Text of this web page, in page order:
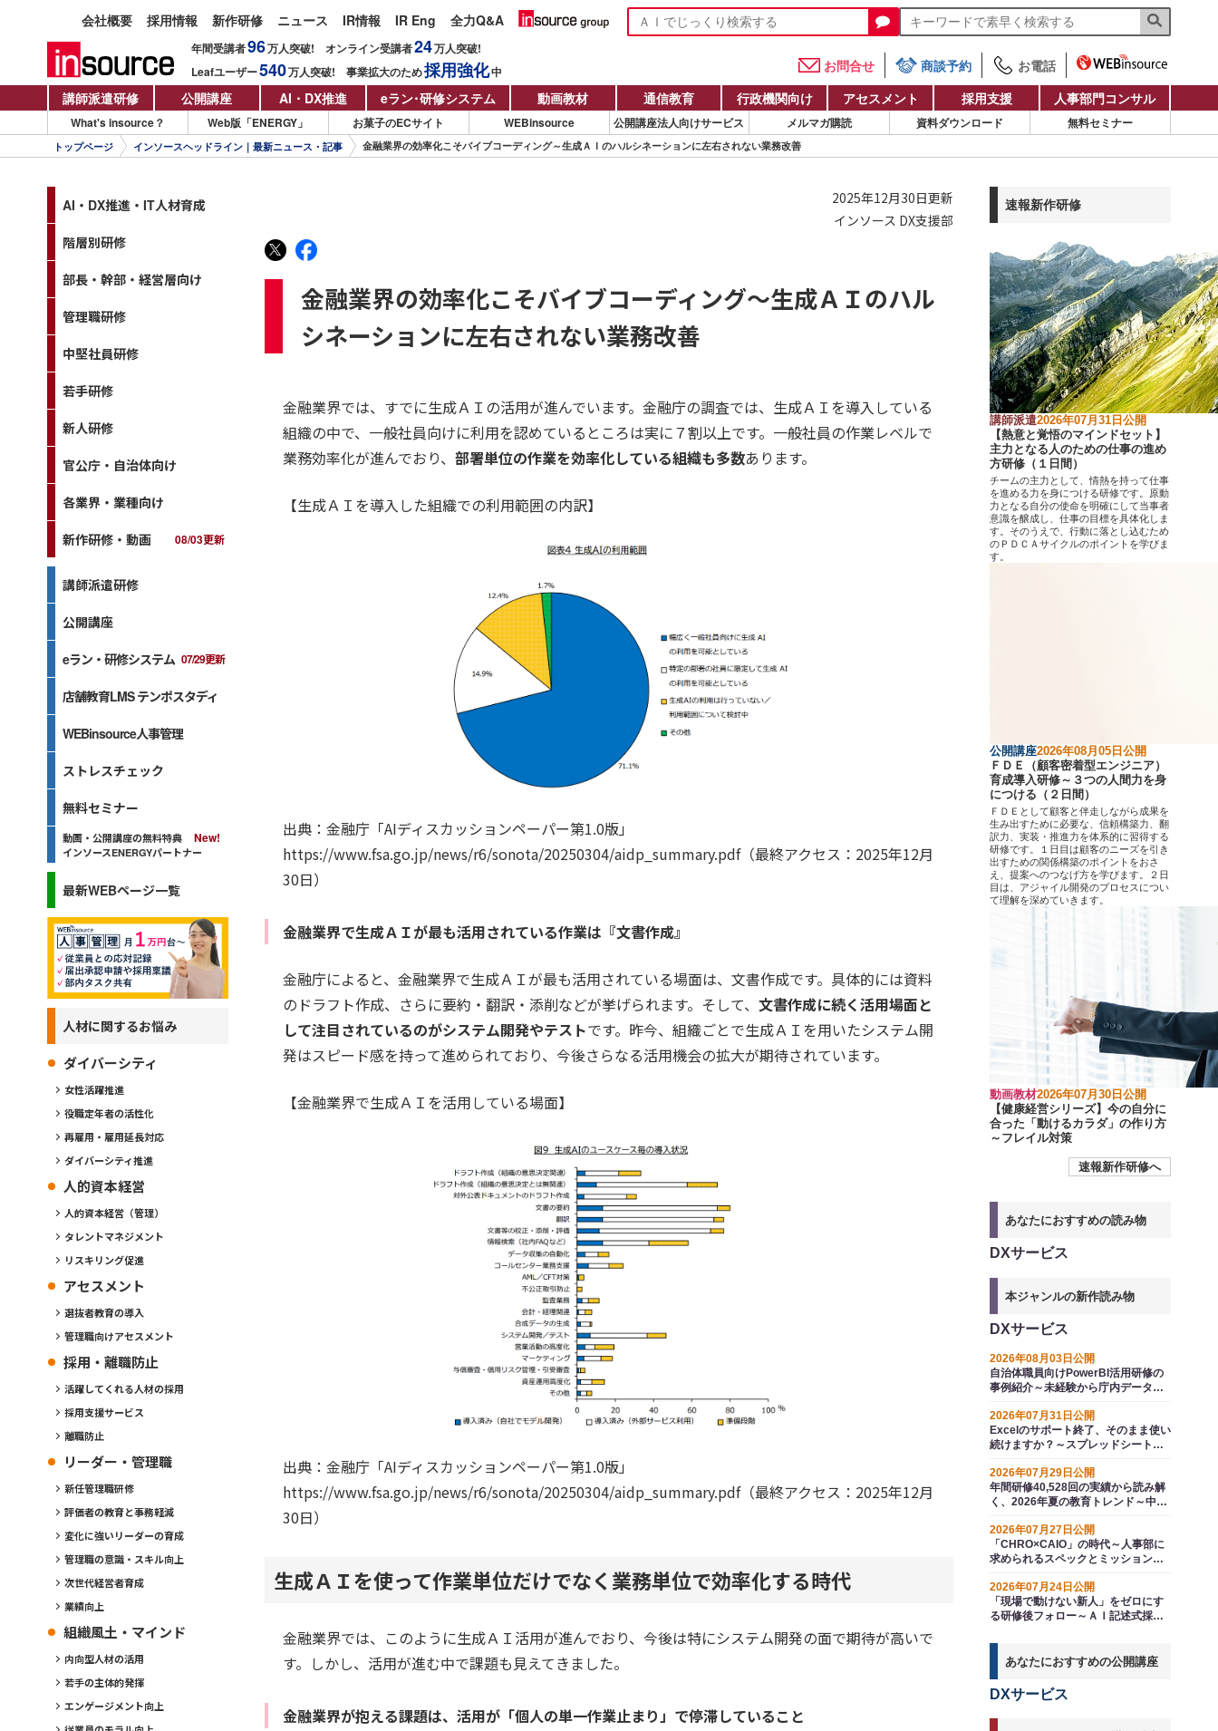
会社概要 採用情報 新作研修 ニュース IR情報 IR Eng 全力Q&A
年間受講者96万人突破! オンライン受講者24万人突破!
Leafユーザー540万人突破! 事業拡大のため採用強化中 お問合せ 商談予約
お電話
講師派遣研修
公開講座 AI・DX推進 eラン・研修システム 動画教材 通信教育 行政機関向け アセスメント 採用支援 人事部門コンサル
What's insource？ Web版「ENERGY」 お菓子のECサイト WEBinsource 公開講座法人向けサービス メルマガ購読 資料ダウンロード 無料セミナー
トップページ インソースヘッドライン｜最新ニュース・記事 金融業界の効率化こそバイブコーディング～生成ＡＩのハルシネーションに左右されない業務改善
2025年12月30日更新
インソース DX支援部
金融業界の効率化こそバイブコーディング～生成ＡＩのハル
シネーションに左右されない業務改善
金融業界では、すでに生成ＡＩの活用が進んでいます。金融庁の調査では、生成ＡＩを導入している
組織の中で、一般社員向けに利用を認めているところは実に７割以上です。一般社員の作業レベルで
業務効率化が進んでおり、 部署単位の作業を効率化している組織も多数あります。
【生成ＡＩを導入した組織での利用範囲の内訳】
出典：金融庁「AIディスカッションペーパー第1.0版」
https://www.fsa.go.jp/news/r6/sonota/20250304/aidp_summary.pdf（最終アクセス：2025年12月
30日）
金融業界で生成ＡＩが最も活用されている作業は『文書作成』
金融庁によると、金融業界で生成ＡＩが最も活用されている場面は、文書作成です。具体的には資料
のドラフト作成、さらに要約・翻訳・添削などが挙げられます。そして、 文書作成に続く活用場面と
して注目されているのがシステム開発やテストです。昨今、組織ごとで生成ＡＩを用いたシステム開
発はスピード感を持って進められており、今後さらなる活用機会の拡大が期待されています。
【金融業界で生成ＡＩを活用している場面】
出典：金融庁「AIディスカッションペーパー第1.0版」
https://www.fsa.go.jp/news/r6/sonota/20250304/aidp_summary.pdf（最終アクセス：2025年12月
30日）
生成ＡＩを使って作業単位だけでなく業務単位で効率化する時代
金融業界では、このように生成ＡＩ活用が進んでおり、今後は特にシステム開発の面で期待が高いで
す。しかし、活用が進む中で課題も見えてきました。
金融業界が抱える課題は、活用が「個人の単一作業止まり」で停滞していること
AI・DX推進・IT人材育成
階層別研修
部長・幹部・経営層向け
管理職研修
中堅社員研修
若手研修
新人研修
官公庁・自治体向け
各業界・業種向け
新作研修・動画 08/03更新
講師派遣研修
公開講座
eラン・研修システム 07/29更新
店舗教育LMS テンポスタディ
WEBinsource人事管理
ストレスチェック
無料セミナー
動画・公開講座の無料特典
インソースENERGYパートナー
最新WEBページ一覧
人材に関するお悩み
ダイバーシティ
女性活躍推進
役職定年者の活性化
再雇用・雇用延長対応
ダイバーシティ推進
人的資本経営
人的資本経営（管理）
タレントマネジメント
リスキリング促進
アセスメント
選抜者教育の導入
管理職向けアセスメント
採用・離職防止
活躍してくれる人材の採用
採用支援サービス
離職防止
リーダー・管理職
新任管理職研修
評価者の教育と事務軽減
変化に強いリーダーの育成
管理職の意識・スキル向上
次世代経営者育成
業績向上
組織風土・マインド
内向型人材の活用
若手の主体的発揮
エンゲージメント向上
速報新作研修
講師派遣2026年07月31日公開
【熱意と覚悟のマインドセット】
主力となる人のための仕事の進め
方研修（１日間）
チームの主力として、情熱を持って仕事
を進める力を身につける研修です。原動
力となる自分の使命を明確にして当事者
意識を醸成し、仕事の目標を具体化しま
す。そのうえで、行動に落とし込むため
のＰＤＣＡサイクルのポイントを学びま
す。
公開講座2026年08月05日公開
ＦＤＥ（顧客密着型エンジニア）
育成導入研修～３つの人間力を身
につける（２日間）
ＦＤＥとして顧客と伴走しながら成果を
生み出すために必要な、信頼構築力、翻
訳力、実装・推進力を体系的に習得する
研修です。１日目は顧客のニーズを引き
出すための関係構築のポイントをおさ
え、提案へのつなげ方を学びます。２日
目は、アジャイル開発のプロセスについ
て理解を深めていきます。
動画教材2026年07月30日公開
【健康経営シリーズ】今の自分に
合った「動けるカラダ」の作り方
～フレイル対策
速報新作研修へ
あなたにおすすめの読み物
DXサービス
本ジャンルの新作読み物
DXサービス
2026年08月03日公開
自治体職員向けPowerBI活用研修の
事例紹介～未経験から庁内データを
2026年07月31日公開
Excelのサポート終了、そのまま使い
続けますか？～スプレッドシートと
2026年07月29日公開
年間研修40,528回の実績から読み解
く、2026年夏の教育トレンド～中堅
が分かれ道
2026年07月27日公開
「CHRO×CAIO」の時代～人事部に
求められるスペックとミッションの
2026年07月24日公開
「現場で動けない新人」をゼロにす
る研修後フォロー～ＡＩ記述式採点
あなたにおすすめの公開講座
DXサービス